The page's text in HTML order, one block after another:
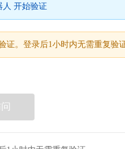
人 开始验证
证。登录后1小时内无需重复验